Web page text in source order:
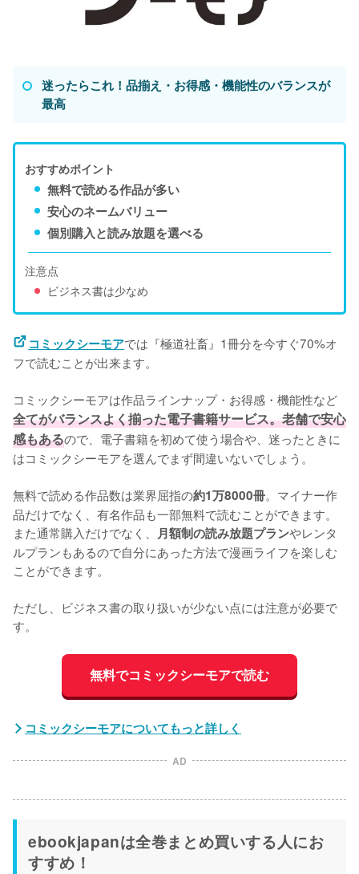
迷ったらこれ！品揃え・お得感・機能性のバランスが
最高
おすすめポイント
無料で読める作品が多い
安心のネームバリュー
個別購入と読み放題を選べる
注意点
ビジネス書は少なめ
コミックシーモアでは『極道社畜』1冊分を今すぐ70%オ
フで読むことが出来ます。
コミックシーモアは作品ラインナップ・お得感・機能性など
全てがバランスよく揃った電子書籍サービス。老舗で安心
感もあるので、電子書籍を初めて使う場合や、迷ったときに
はコミックシーモアを選んでまず間違いないでしょう。
無料で読める作品数は業界屈指の約1万8000冊。マイナー作
品だけでなく、有名作品も一部無料で読むことができます。
また通常購入だけでなく、 月額制の読み放題プランやレンタ
ルプランもあるので自分にあった方法で漫画ライフを楽しむ
ことができます。
ただし、ビジネス書の取り扱いが少ない点には注意が必要で
す。
無料でコミックシーモアで読む
コミックシーモアについてもっと詳しく
AD
ebookjapanは全巻まとめ買いする人にお
すすめ！